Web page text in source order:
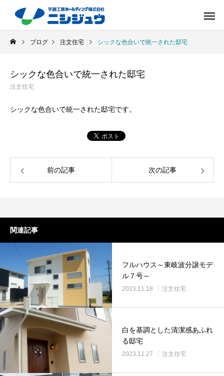
ブログ 注文住宅 シックな色合いで統一された邸宅
シックな色合いで統一された邸宅
注文住宅
シックな色合いで統一された邸宅です。
前の記事 次の記事
関連記事
フルハウス～東岐波分譲モデ
ル７号～
2023.11.18 注文住宅
白を基調とした清潔感あふれ
る邸宅
2023.11.27 注文住宅